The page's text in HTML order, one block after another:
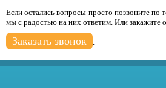
Если остались вопросы просто позвоните по
мы с радостью на них ответим. Или закажите
Заказать звонок .